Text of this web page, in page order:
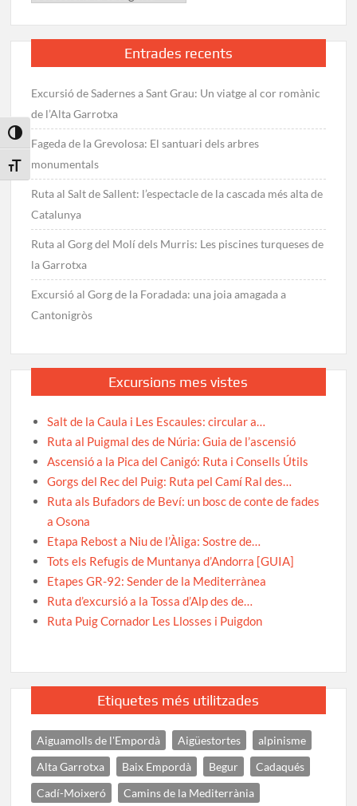
Toggle High Contrast
Toggle Font size
Entrades recents
Excursió de Sadernes a Sant Grau: Un viatge al cor romànic
de l’Alta Garrotxa
Fageda de la Grevolosa: El santuari dels arbres
monumentals
Ruta al Salt de Sallent: l’espectacle de la cascada més alta de
Catalunya
Ruta al Gorg del Molí dels Murris: Les piscines turqueses de
la Garrotxa
Excursió al Gorg de la Foradada: una joia amagada a
Cantonigròs
Excursions mes vistes
Salt de la Caula i Les Escaules: circular a…
Ruta al Puigmal des de Núria: Guia de l’ascensió
Ascensió a la Pica del Canigó: Ruta i Consells Útils
Gorgs del Rec del Puig: Ruta pel Camí Ral des…
Ruta als Bufadors de Beví: un bosc de conte de fades
a Osona
Etapa Rebost a Niu de l’Àliga: Sostre de…
Tots els Refugis de Muntanya d’Andorra [GUIA]
Etapes GR-92: Sender de la Mediterrànea
Ruta d’excursió a la Tossa d’Alp des de…
Ruta Puig Cornador Les Llosses i Puigdon
Etiquetes més utilitzades
Aiguamolls de l'Empordà Aigüestortes
alpinisme
Alta Garrotxa
Baix Empordà Begur
Cadaqués
Cadí-Moixeró
Camins de la Mediterrània